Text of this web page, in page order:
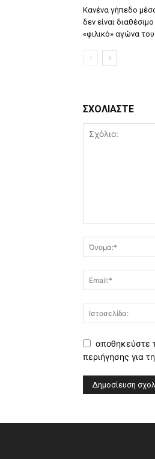
Κανένα γήπεδο
δεν είναι
«φιλικό» αγώνα
ΣΧΟΛΙΑΣΤΕ
αποθηκεύστε
περιήγησης για